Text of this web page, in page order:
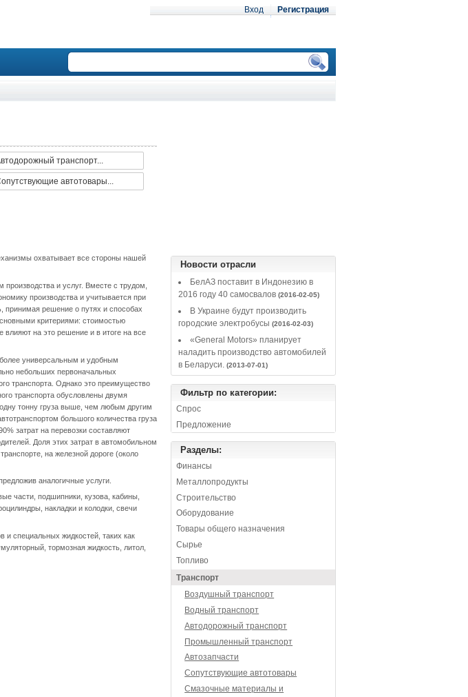
Вход Регистрация
транспорт...
автотовары...
охватывает все стороны нашей
и услуг. Вместе с трудом,
производства и учитывается при
принимая решение о путях и способах
критериями: стоимостью
влияют на это решение и в итоге на все
универсальным и удобным
небольших первоначальных
транспорта. Однако это преимущество
транспорта обусловлены двумя
тонну груза выше, чем любым другим
большого количества груза
затрат на перевозки составляют
Доля этих затрат в автомобильном
на железной дороге (около
аналогичные услуги.
части, подшипники, кузова, кабины,
накладки и колодки, свечи
и специальных жидкостей, таких как
тормозная жидкость, литол,
Новости отрасли
БелАЗ поставит в Индонезию в
2016 году 40 самосвалов (2016-02-05)
В Украине будут производить
городские электробусы (2016-02-03)
«General Motors» планирует
наладить производство автомобилей
в Беларуси. (2013-07-01)
Фильтр по категории:
Спрос
Предложение
Разделы:
Финансы
Металлопродукты
Строительство
Оборудование
Товары общего назначения
Сырье
Топливо
Транспорт
Воздушный транспорт
Водный транспорт
Автодорожный транспорт
Промышленный транспорт
Автозапчасти
Сопутствующие автотовары
Смазочные материалы и